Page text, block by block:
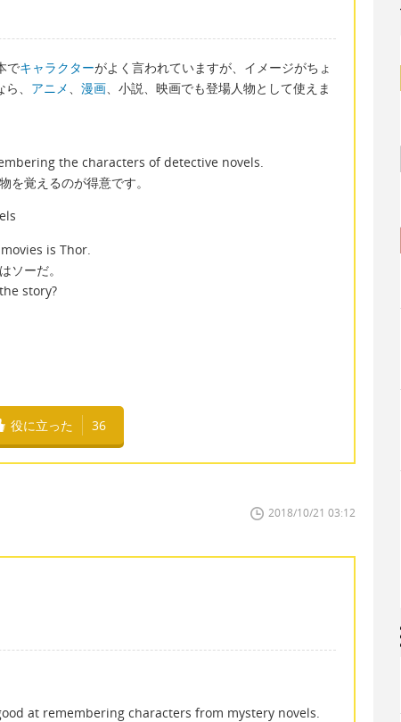
でキャラクターがよく言われていますが、イメージがちょ
、 アニメ 漫画 、小説、映画でも登場人物として使えま
the characters of detective novels.
を覚えるのが得意です。
is Thor.
ソーだ。
story?
役に立った 36
2018/10/21 03:12
at remembering characters from mystery novels.